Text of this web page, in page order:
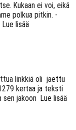
Kukaan ei voi, eikä
polkua pitkin. -
Lue lisää
linkkiä oli jaettu
kertaa ja teksti
jakoon Lue lisää